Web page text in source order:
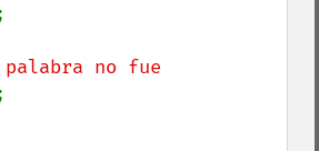
palabra no fue